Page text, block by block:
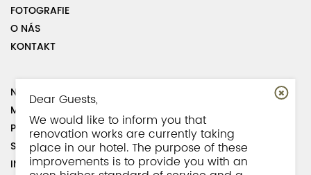
FOTOGRAFIE
O NÁS
KONTAKT
NÁVŠTEVNÁ KNIHA
MAPA STRÁNKY
PREDPISY
SPOLUPRACOVNÍCI
INFORMÁCIE O PARKOVANÍ
Dear Guests,
We would like to inform you that
renovation works are currently taking
place in our hotel. The purpose of these
improvements is to provide you with an